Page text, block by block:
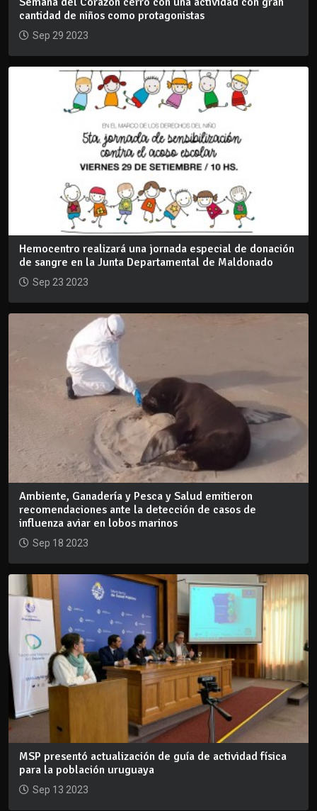
cantidad de niños como protagonistas
Sep 29 2023
Hemocentro realizará una jornada especial de donación
de sangre en la Junta Departamental de Maldonado
Sep 23 2023
Ambiente, Ganadería y Pesca y Salud emitieron
recomendaciones ante la detección de casos de
influenza aviar en lobos marinos
Sep 18 2023
MSP presentó actualización de guía de actividad física
para la población uruguaya
Sep 13 2023